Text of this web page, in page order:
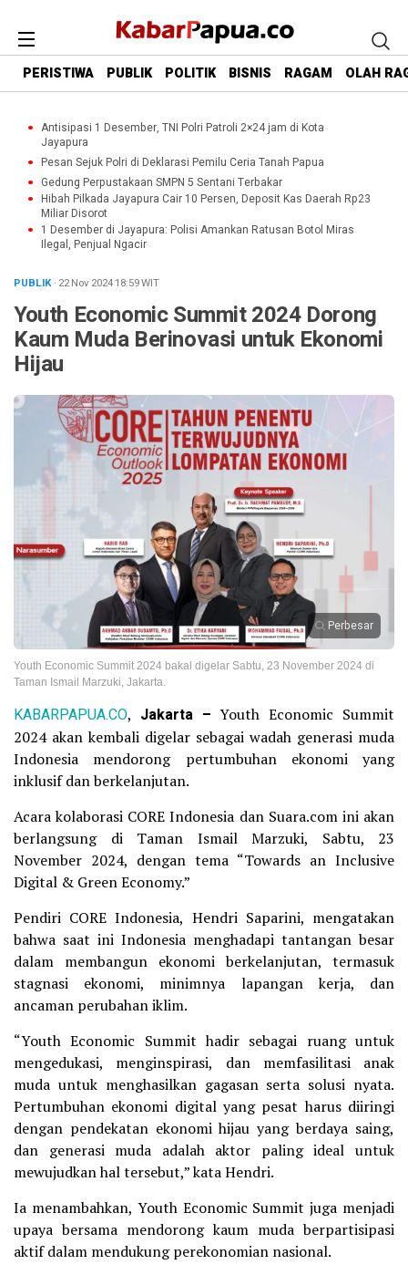
PERISTIWA PUBLIK POLITIK BISNIS RAGAM OLAH
Antisipasi 1 Desember, TNI Polri Patroli 2×24 jam di Kota
Jayapura
Pesan Sejuk Polri di Deklarasi Pemilu Ceria Tanah Papua
Gedung Perpustakaan SMPN 5 Sentani Terbakar
Hibah Pilkada Jayapura Cair 10 Persen, Deposit Kas Daerah Rp23
Miliar Disorot
1 Desember di Jayapura: Polisi Amankan Ratusan Botol Miras
Ilegal, Penjual Ngacir
PUBLIK· 22 Nov 202418:59WIT
Youth Economic Summit 2024 Dorong
Kaum Muda Berinovasi untuk Ekonomi
Hijau
Perbesar
Youth Economic Summit 2024 bakal digelar Sabtu, 23 November 2024 di
Taman Ismail Marzuki, Jakarta.
KABARPAPUA.CO, Jakarta – Youth Economic Summit
2024 akan kembali digelar sebagai wadah generasi muda
Indonesia mendorong pertumbuhan ekonomi yang
inklusif dan berkelanjutan.
Acara kolaborasi CORE Indonesia dan Suara.com ini akan
berlangsung di Taman Ismail Marzuki, Sabtu, 23
November 2024, dengan tema “Towards an Inclusive
Digital & Green Economy.”
Pendiri CORE Indonesia, Hendri Saparini, mengatakan
bahwa saat ini Indonesia menghadapi tantangan besar
dalam membangun ekonomi berkelanjutan, termasuk
stagnasi ekonomi, minimnya lapangan kerja, dan
ancaman perubahan iklim.
“Youth Economic Summit hadir sebagai ruang untuk
mengedukasi, menginspirasi, dan memfasilitasi anak
muda untuk menghasilkan gagasan serta solusi nyata.
Pertumbuhan ekonomi digital yang pesat harus diiringi
dengan pendekatan ekonomi hijau yang berdaya saing,
dan generasi muda adalah aktor paling ideal untuk
mewujudkan hal tersebut,” kata Hendri.
Ia menambahkan, Youth Economic Summit juga menjadi
upaya bersama mendorong kaum muda berpartisipasi
aktif dalam mendukung perekonomian nasional.